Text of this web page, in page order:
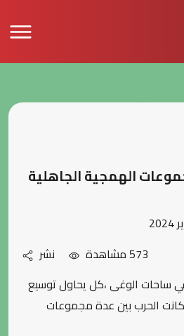
الهمجية الجاهلية
573 مشاهدة
نشر
ساحات الوغى ،كل يحاول توسيع
الحرب بين عدة مجموعات